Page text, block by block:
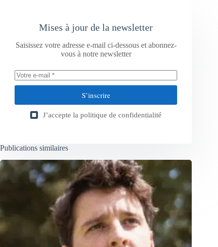
Mises à jour de la newsletter
Saisissez votre adresse e-mail ci-dessous et abonnez-
vous à notre newsletter
S’inscrire
J’accepte la politique de confidentialité
Publications similaires